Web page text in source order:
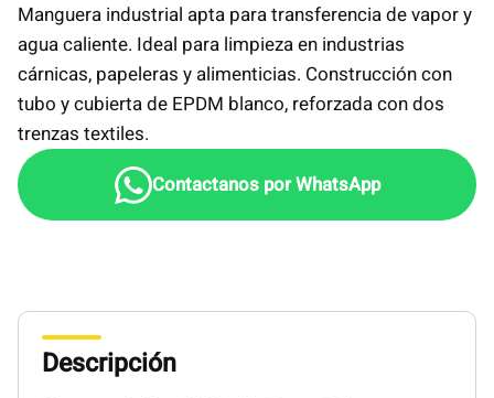
Manguera industrial apta para transferencia de vapor y
agua caliente. Ideal para limpieza en industrias
cárnicas, papeleras y alimenticias. Construcción con
tubo y cubierta de EPDM blanco, reforzada con dos
trenzas textiles.
Descripción